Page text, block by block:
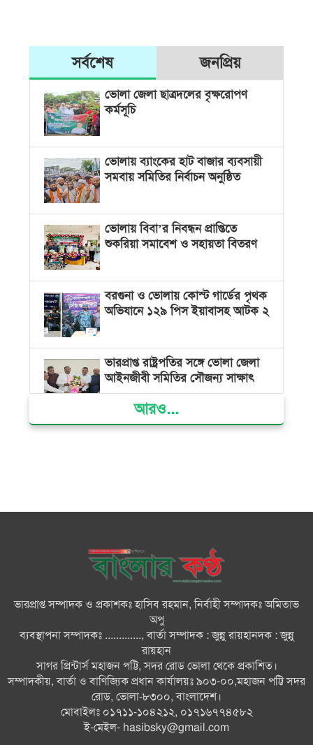
সর্বশেষ জনপ্রিয়
ভোলা জেলা ছাত্রদলের বৃক্ষরোপণ
কর্মসূচি
ভোলায় ব্যাংকের হাট বাজার ব্যবসায়ী
সমবায় সমিতির নির্বাচন অনুষ্ঠিত
ভোলায় বিবা’র নিবন্ধন প্রাপ্তিতে
শুকরিয়া সমাবেশ ও সহায়তা বিতরণ
বরগুনা ও ভোলায় কোস্ট গার্ডের পৃথক
অভিযানে ১২৯ পিস ইয়াবাসহ আটক ২
ভারপ্রাপ্ত রাষ্ট্রপতির সঙ্গে ভোলা জেলা
আইনজীবী সমিতির সৌজন্য সাক্ষাৎ
দৌলতখানে জমি বিরোধে পরিবারকে
বিষ দিয়ে মাছ ধরায় ৩ জেলে আটক
তজুমদ্দিনে চর মোজাম্মেলে চাঁদাবাজি
ও রাজনৈতিক চক্রান্তের অপচেষ্টার
বিরুদ্ধে সংবাদ সম্মেলন
সবার সম্মিলিত প্রচেষ্টায় সুন্দর
বাংলাদেশ গড়তে চাই: প্রধানমন্ত্রী
চিকিৎসক সমাজের পেশাগত
উৎকর্ষতার উজ্জ্বল দৃষ্টান্ত ড্যাব: ডা.
জুবাইদা
আরও...
ভারপ্রাপ্ত সম্পাদক ও প্রকাশকঃ হাসিব রহমান, নির্বাহী সম্পাদকঃ অমিতাভ
অপু
ব্যবস্থাপনা সম্পাদকঃ ............., বার্তা সম্পাদক : জুন্নু রায়হানদক : জুন্নু
রায়হান
সাগর প্রিন্টার্স মহাজন পট্টি, সদর রোড ভোলা থেকে প্রকাশিত।
সম্পাদকীয়, বার্তা ও বাণিজ্যিক প্রধান কার্যালয়ঃ ৯০৩-০০,মহাজন পট্টি সদর
রোড, ভোলা-৮৩০০, বাংলাদেশ।
মোবাইলঃ ০১৭১১-১০৪২১২, ০১৭১৬৭৭৪৫৮২
ই-মেইল- hasibsky@gmail.com